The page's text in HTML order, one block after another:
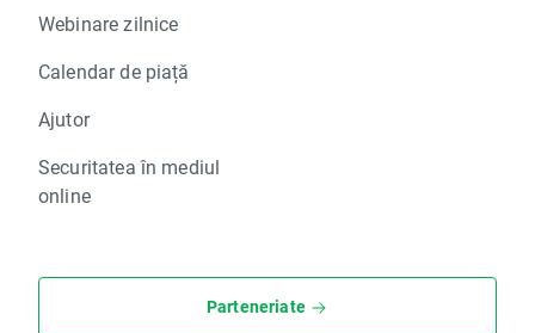
Webinare zilnice
Calendar de piață
Ajutor
Securitatea în mediul
online
Parteneriate